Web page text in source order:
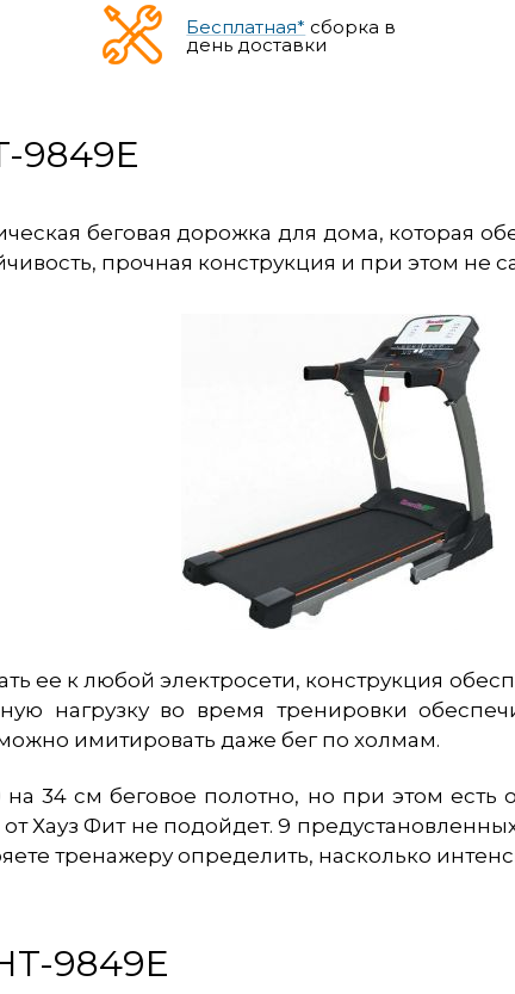
Бесплатная* сборка в
день доставки
9849E
беговая дорожка для дома, которая
прочная конструкция и при этом не
ее к любой электросети, конструкция
нагрузку во время тренировки
можно имитировать даже бег по холмам.
34 см беговое полотно, но при этом есть
Хауз Фит не подойдет. 9
тренажеру определить, насколько
9849E